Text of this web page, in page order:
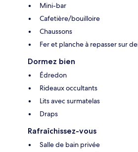
Mini-bar
Cafetière/bouilloire
Chaussons
Fer et planche à repasser sur
Dormez bien
Édredon
Rideaux occultants
Lits avec surmatelas
Draps
Rafraîchissez-vous
Salle de bain privée